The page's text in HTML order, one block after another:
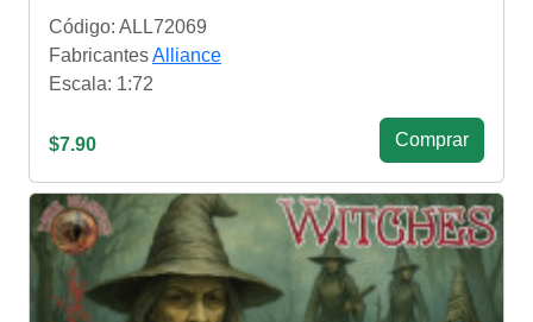
Código: ALL72069
FabricantesAlliance
Escala: 1:72
$7.90 Сomprar